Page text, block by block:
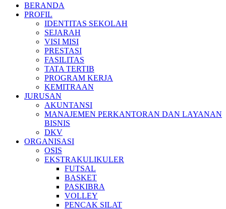
BERANDA
PROFIL
IDENTITAS SEKOLAH
SEJARAH
VISI MISI
PRESTASI
FASILITAS
TATA TERTIB
PROGRAM KERJA
KEMITRAAN
JURUSAN
AKUNTANSI
MANAJEMEN PERKANTORAN DAN LAYANAN
BISNIS
DKV
ORGANISASI
OSIS
EKSTRAKULIKULER
FUTSAL
BASKET
PASKIBRA
VOLLEY
PENCAK SILAT